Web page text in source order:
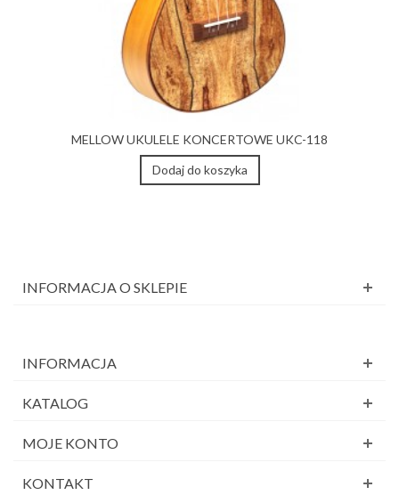
MELLOW UKULELE KONCERTOWE UKC-118
Dodaj do koszyka
INFORMACJA O SKLEPIE
INFORMACJA
KATALOG
MOJE KONTO
KONTAKT